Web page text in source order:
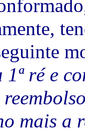
1ª ré e
mais a